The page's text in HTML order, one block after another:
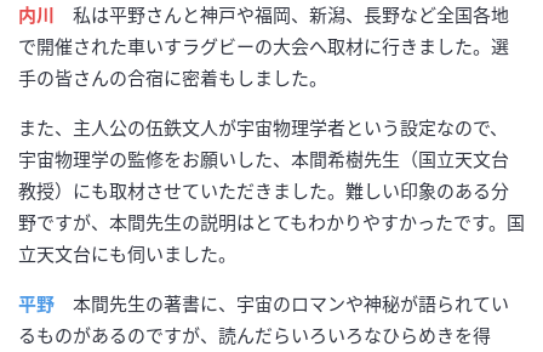
内川 私は平野さんと神戸や福岡、新潟、長野など全国各地
で開催された車いすラグビーの大会へ取材に行きました。選
手の皆さんの合宿に密着もしました。
また、主人公の伍鉄文人が宇宙物理学者という設定なので、
宇宙物理学の監修をお願いした、本間希樹先生（国立天文台
教授）にも取材させていただきました。難しい印象のある分
野ですが、本間先生の説明はとてもわかりやすかったです。国
立天文台にも伺いました。
平野 本間先生の著書に、宇宙のロマンや神秘が語られてい
るものがあるのですが、読んだらいろいろなひらめきを得